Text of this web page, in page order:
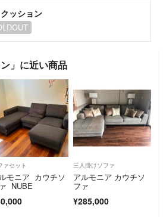
ッション
」に近い商品
ァセット
モニア カウチソ
NUBE
三人掛けソファ
アルモニア カウチソ
ファ
¥285,000